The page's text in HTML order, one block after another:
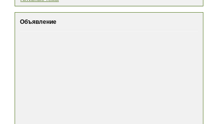
Объявление